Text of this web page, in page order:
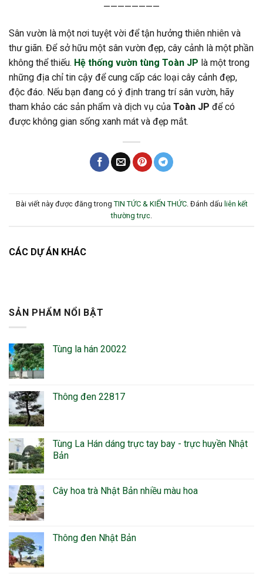
SẢN PHẨM NỔI BẬT
Tùng la hán 20022
Thông đen 22817
Tùng La Hán dáng trực tay bay - trực huyền Nhật
Bản
Cây hoa trà Nhật Bản nhiều màu hoa
Thông đen Nhật Bản
————————
Sân vườn là một nơi tuyệt vời để tận hưởng thiên nhiên và
thư giãn. Để sở hữu một sân vườn đẹp, cây cảnh là một phần
không thể thiếu. Hệ thống vườn tùng Toàn JP là một trong
những địa chỉ tin cậy để cung cấp các loại cây cảnh đẹp,
độc đáo. Nếu bạn đang có ý định trang trí sân vườn, hãy
tham khảo các sản phẩm và dịch vụ của Toàn JP để có
được không gian sống xanh mát và đẹp mắt.
Bài viết này được đăng trong TIN TỨC & KIẾN THỨC. Đánh dấu liên kết
thường trực
CÁC DỰ ÁN KHÁC